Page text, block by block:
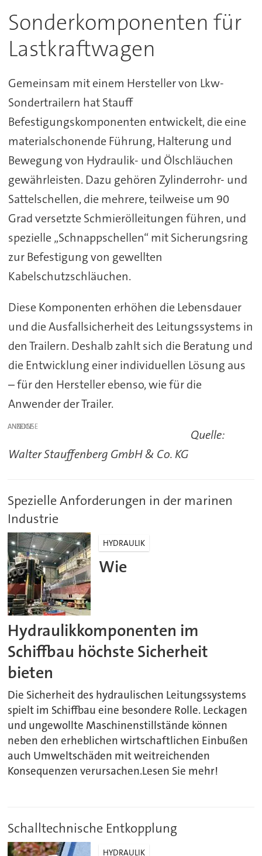
Sonderkomponenten für
Lastkraftwagen
Gemeinsam mit einem Hersteller von Lkw-
Sondertrailern hat Stauff
Befestigungskomponenten entwickelt, die eine
materialschonende Führung, Halterung und
Bewegung von Hydraulik- und Ölschläuchen
gewährleisten. Dazu gehören Zylinderrohr- und
Sattelschellen, die mehrere, teilweise um 90
Grad versetzte Schmierölleitungen führen, und
spezielle „Schnappschellen“ mit Sicherungsring
zur Befestigung von gewellten
Kabelschutzschläuchen.
Diese Komponenten erhöhen die Lebensdauer
und die Ausfallsicherheit des Leitungssystems in
den Trailern. Deshalb zahlt sich die Beratung und
die Entwicklung einer individuellen Lösung aus
– für den Hersteller ebenso, wie für die
Anwender der Trailer.
ANZEIGE
Quelle:
Walter Stauffenberg GmbH & Co. KG
Spezielle Anforderungen in der marinen
Industrie
HYDRAULIK
Wie
Hydraulikkomponenten im
Schiffbau höchste Sicherheit
bieten
Die Sicherheit des hydraulischen Leitungssystems
spielt im Schiffbau eine besondere Rolle. Leckagen
und ungewollte Maschinenstillstände können
neben den erheblichen wirtschaftlichen Einbußen
auch Umweltschäden mit weitreichenden
Konsequenzen verursachen.Lesen Sie mehr!
Schalltechnische Entkopplung
HYDRAULIK